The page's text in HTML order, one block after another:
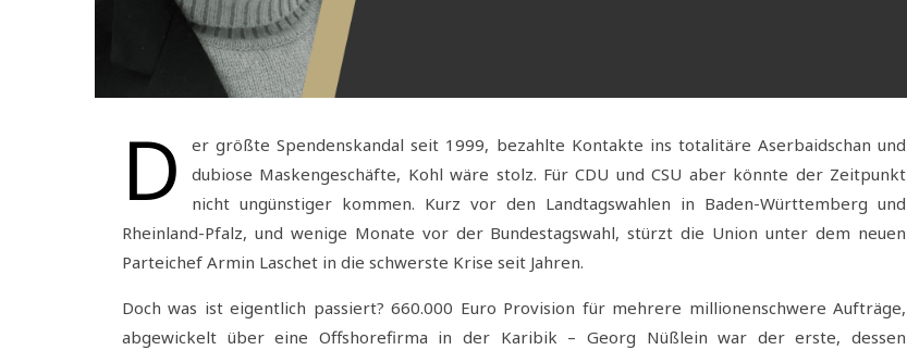
D
er größte Spendenskandal seit 1999, bezahlte Kontakte ins totalitäre Aserbaidschan und
dubiose Maskengeschäfte, Kohl wäre stolz. Für CDU und CSU aber könnte der Zeitpunkt
nicht ungünstiger kommen. Kurz vor den Landtagswahlen in Baden-Württemberg und
Rheinland-Pfalz, und wenige Monate vor der Bundestagswahl, stürzt die Union unter dem neuen
Parteichef Armin Laschet in die schwerste Krise seit Jahren.
Doch was ist eigentlich passiert? 660.000 Euro Provision für mehrere millionenschwere Aufträge,
abgewickelt über eine Offshorefirma in der Karibik – Georg Nüßlein war der erste, dessen